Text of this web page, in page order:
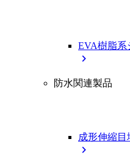
EVA樹脂系
chevron_right
防水関連製品
成形伸縮目
chevron_right